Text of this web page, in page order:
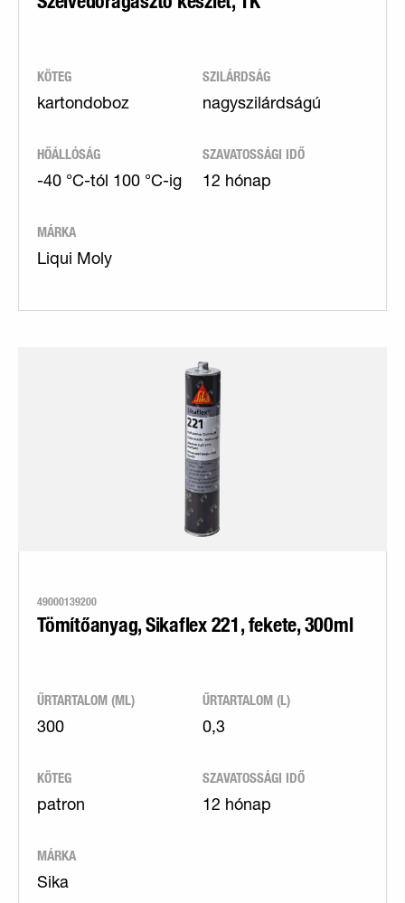
KÖTEG
kartondoboz
SZILÁRDSÁG
nagyszilárdságú
HŐÁLLÓSÁG
-40 °C-tól 100 °C-ig
SZAVATOSSÁGI IDŐ
12 hónap
MÁRKA
Liqui Moly
49000139200
Tömítőanyag, Sikaflex 221, fekete, 300ml
ŰRTARTALOM (ML)
300
ŰRTARTALOM (L)
0,3
KÖTEG
patron
SZAVATOSSÁGI IDŐ
12 hónap
MÁRKA
Sika